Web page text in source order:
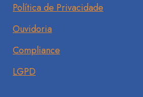
Política de Privacidade
Ouvidoria
Compliance
LGPD